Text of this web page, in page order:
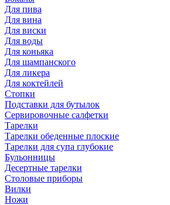
Для пива
Для вина
Для виски
Для воды
Для коньяка
Для шампанского
Для ликера
Для коктейлей
Стопки
Подставки для бутылок
Сервировочные салфетки
Тарелки
Тарелки обеденные плоские
Тарелки для супа глубокие
Бульонницы
Десертные тарелки
Столовые приборы
Вилки
Ножи